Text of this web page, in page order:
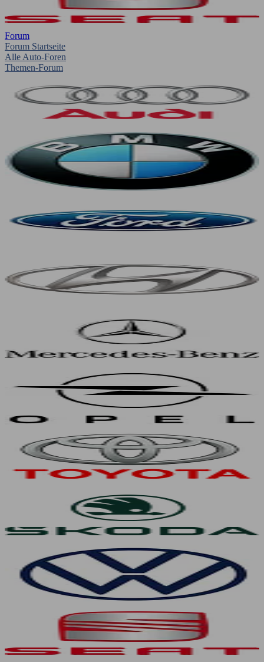
Forum
Forum Startseite
Alle Auto-Foren
Themen-Forum